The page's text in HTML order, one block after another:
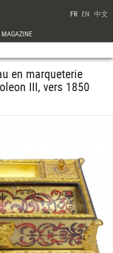
FR EN 中文
MAGAZINE
en marqueterie
III, vers 1850